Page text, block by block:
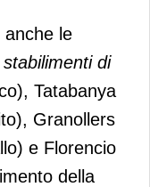
anche le
di
Tatabanya
Granollers
e Florencio
della